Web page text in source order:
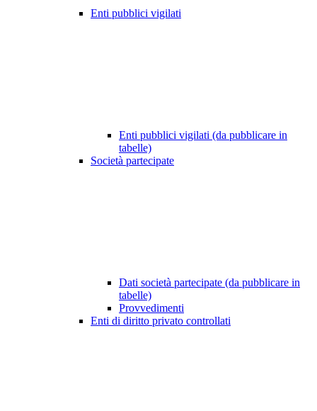
Enti pubblici vigilati
Enti pubblici vigilati (da pubblicare in
tabelle)
Società partecipate
Dati società partecipate (da pubblicare in
tabelle)
Provvedimenti
Enti di diritto privato controllati